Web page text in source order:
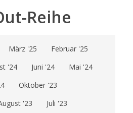
Reihe
März '25
Februar '25
'24 Juni '24
Mai '24
Oktober '23
'23
Juli '23